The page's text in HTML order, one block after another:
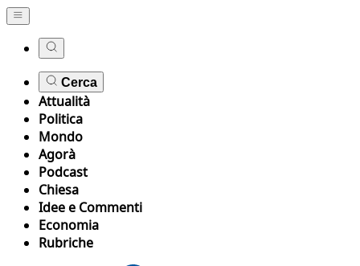
Cerca
Attualità
Politica
Mondo
Agorà
Podcast
Chiesa
Idee e Commenti
Economia
Rubriche